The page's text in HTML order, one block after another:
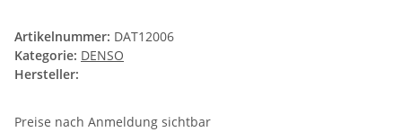
Artikelnummer: DAT12006
Kategorie: DENSO
Hersteller:
Preise nach Anmeldung sichtbar